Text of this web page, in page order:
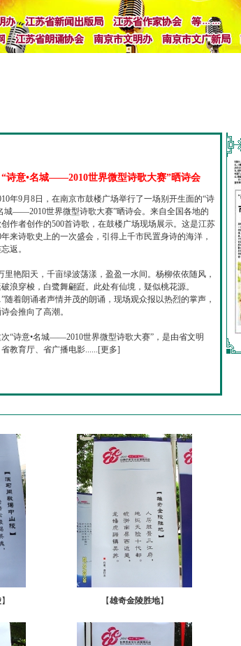
“诗意•名城——2010世界微型诗歌大赛”晒诗会
年9月8日，在南京市鼓楼广场举行了一场别开生面的“诗
城——2010世界微型诗歌大赛”晒诗会。来自全国各地的
作者创作的500首诗歌，在鼓楼广场现场展示。这是江苏
年来诗歌史上的一次盛会，引得上千市民置身诗的海洋，
返。
里艳阳天，千亩绿波荡漾，盈盈一水间。杨柳依依随风，
浪穿梭，白鹭舞翩跹。此处有仙境，疑似桃花源。
着朗诵者声情并茂的朗诵，现场观众报以热烈的掌声，
会推向了高潮。
“诗意•名城——2010世界微型诗歌大赛”，是由省文明
省教育厅、省广播电影......[更多]
】 【雄奇金陵胜地】